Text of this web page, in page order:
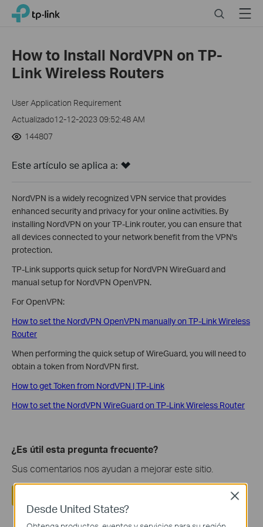
Click
navigation
TP-Link, Reliably Smart SearchMenu
How to Install NordVPN on TP-
Link Wireless Routers
User Application Requirement
Actualizado12-12-2023 09:52:48 AM
144807
Este artículo se aplica a:
NordVPN is a widely recognized VPN service that provides
enhanced security and privacy for your online activities. By
installing NordVPN on your TP-Link router, you can ensure that
all devices connected to your network benefit from the VPN's
protection.
TP-Link supports quick setup for NordVPN WireGuard and
manual setup for NordVPN OpenVPN.
For OpenVPN:
How to set the NordVPN OpenVPN manually on TP-Link Wireless
Router
When performing the quick setup of WireGuard, you will need to
obtain a token from NordVPN first.
How to get Token from NordVPN | TP-Link
How to set the NordVPN WireGuard on TP-Link Wireless Router
¿Es útil esta pregunta frecuente?
Sus comentarios nos ayudan a mejorar este sitio.
Desde United States?
Close